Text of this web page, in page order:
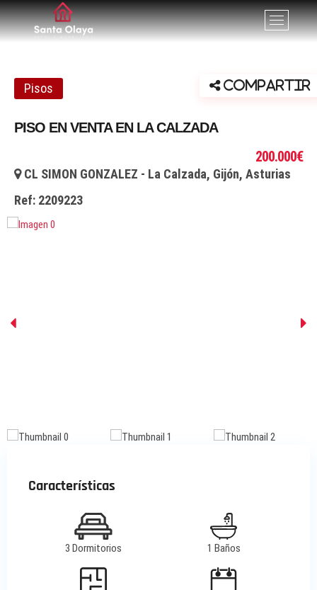
Santa Olaya. Agencia
inmobiliaria en Gijón
SERVICIOS PROFESIONALES INMOBILIARIOS EN GIJÓN,
ASTURIAS
B
o
n
e
n
Pisos
PISO EN VENTA EN LA CALZADA
200.000€
CL SIMON GONZALEZ - La Calzada, Gijón, Asturias
Ref: 2209223
Compartir
Características
3 Dormitorios 1 Baños